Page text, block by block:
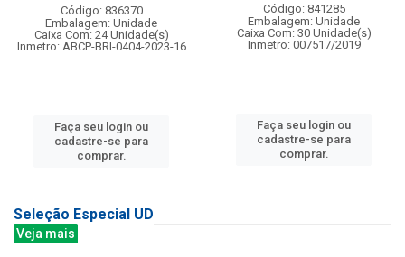
Código: 836370
Embalagem: Unidade
Caixa Com: 24 Unidade(s)
Inmetro: ABCP-BRI-0404-2023-16
Faça seu login ou
cadastre-se para
comprar.
Código: 841285
Embalagem: Unidade
Caixa Com: 30 Unidade(s)
Inmetro: 007517/2019
Faça seu login ou
cadastre-se para
comprar.
Seleção Especial UD
Veja mais